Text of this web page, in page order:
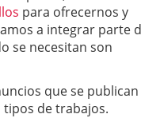
para ofrecernos y
a integrar parte
se necesitan son
que se publican
de trabajos.